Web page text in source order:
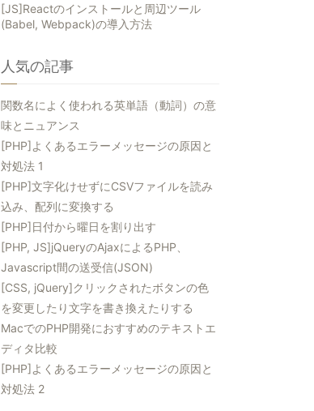
[JS]Reactのインストールと周辺ツール
(Babel, Webpack)の導入方法
人気の記事
関数名によく使われる英単語（動詞）の意
味とニュアンス
[PHP]よくあるエラーメッセージの原因と
対処法 1
[PHP]文字化けせずにCSVファイルを読み
込み、配列に変換する
[PHP]日付から曜日を割り出す
[PHP, JS]jQueryのAjaxによるPHP、
Javascript間の送受信(JSON)
[CSS, jQuery]クリックされたボタンの色
を変更したり文字を書き換えたりする
MacでのPHP開発におすすめのテキストエ
ディタ比較
[PHP]よくあるエラーメッセージの原因と
対処法 2